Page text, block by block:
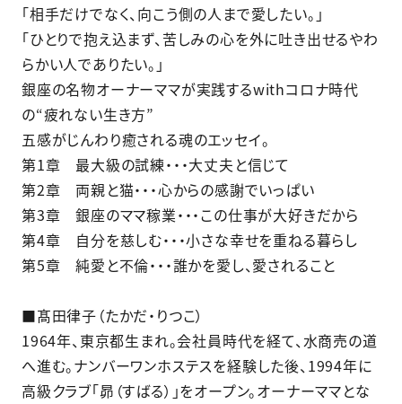
「相手だけでなく、向こう側の人まで愛したい。」
「ひとりで抱え込まず、苦しみの心を外に吐き出せるやわ
らかい人でありたい。」
銀座の名物オーナーママが実践するwithコロナ時代
の“疲れない生き方”
五感がじんわり癒される魂のエッセイ。
第1章 最大級の試練・・・大丈夫と信じて
第2章 両親と猫・・・心からの感謝でいっぱい
第3章 銀座のママ稼業・・・この仕事が大好きだから
第4章 自分を慈しむ・・・小さな幸せを重ねる暮らし
第5章 純愛と不倫・・・誰かを愛し、愛されること
■髙田律子（たかだ・りつこ）
1964年、東京都生まれ。会社員時代を経て、水商売の道
へ進む。ナンバーワンホステスを経験した後、1994年に
高級クラブ「昴（すばる）」をオープン。オーナーママとな